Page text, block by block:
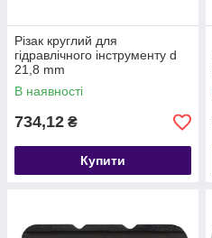
Різак круглий для
гідравлічного інструменту d
21,8 mm
В наявності
734,12 ₴
Купити